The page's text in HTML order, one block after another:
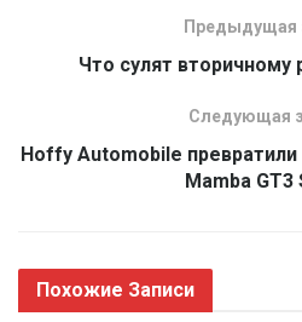
Предыдущая
Что сулят вторичному
Следующая
Hoffy Automobile
Mamba
Похожие Записи